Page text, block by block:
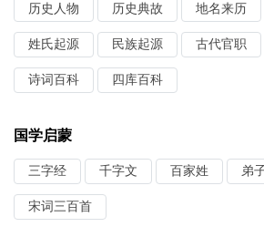
历史人物 历史典故 地名来历
姓氏起源 民族起源 古代官职
诗词百科 四库百科
国学启蒙
三字经 千字文 百家姓 弟
宋词三百首